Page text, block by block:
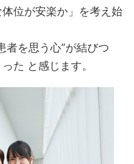
位が安楽か」を考え始
者を思う心”が結びつ
た と感じます。